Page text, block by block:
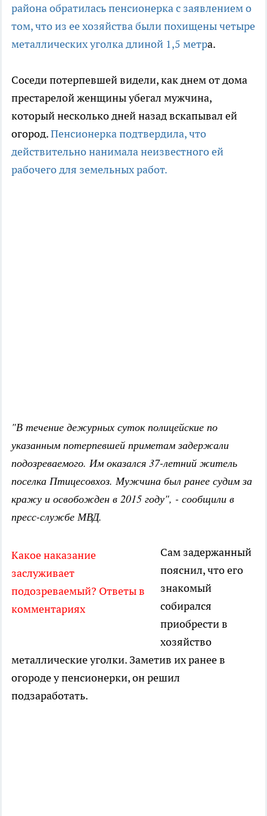
района обратилась пенсионерка с заявлением о
том, что из ее хозяйства были похищены четыре
металлических уголка длиной 1,5 метра.
Соседи потерпевшей видели, как днем от дома
престарелой женщины убегал мужчина,
который несколько дней назад вскапывал ей
огород.Пенсионерка подтвердила, что
действительно нанимала неизвестного ей
рабочего для земельных работ.
"В течение дежурных суток полицейские по
указанным потерпевшей приметам задержали
подозреваемого. Им оказался 37-летний житель
поселка Птицесовхоз. Мужчина был ранее судим за
кражу и освобожден в 2015 году", - сообщили в
пресс-службе МВД.
Какое наказание
заслуживает
подозреваемый? Ответы в
комментариях
Сам задержанный
пояснил, что его
знакомый
собирался
приобрести в
хозяйство
металлические уголки. Заметив их ранее в
огороде у пенсионерки, он решил
подзаработать.